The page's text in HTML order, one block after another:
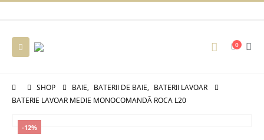
0
SHOP BAIE, BATERII DE BAIE, BATERII LAVOAR
BATERIE LAVOAR MEDIE MONOCOMANDĂ ROCA L20
-12%